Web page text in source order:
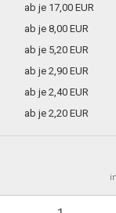
ab je 17,00 EUR
ab je 8,00 EUR
ab je 5,20 EUR
ab je 2,90 EUR
ab je 2,40 EUR
ab je 2,20 EUR